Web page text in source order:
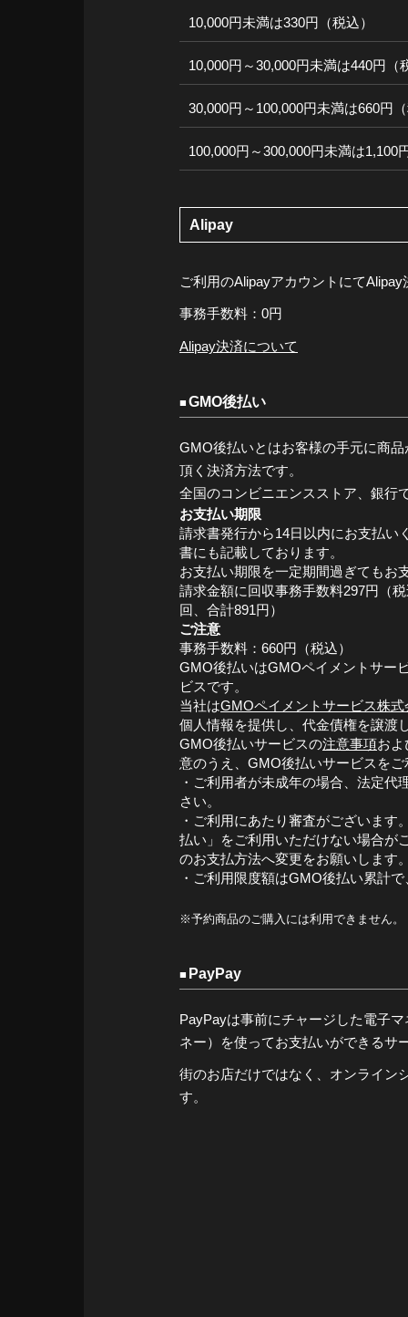
10,000円未満は330円（税込）
10,000円～30,000円未満は440円（
30,000円～100,000円未満は660円
100,000円～300,000円未満は1,100
Alipay
ご利用のAlipayアカウントにて
事務手数料：0円
Alipay決済について
GMO後払い
GMO後払いとはお客様の手元に商
頂く決済方法です。
全国のコンビニエンスストア、銀行
お支払い期限
請求書発行から14日以内にお支払い
書にも記載しております。
お支払い期限を一定期間過ぎてもお
請求金額に回収事務手数料297円（
回、合計891円）
ご注意
事務手数料：660円（税込）
GMO後払いはGMOペイメントサー
ビスです。
当社はGMOペイメントサービス株式
個人情報を提供し、代金債権を譲渡
GMO後払いサービスの注意事項およ
意のうえ、GMO後払いサービスを
・ご利用者が未成年の場合、法定代
さい。
・ご利用にあたり審査がございま
払い」をご利用いただけない場合が
のお支払方法へ変更をお願いします
・ご利用限度額はGMO後払い累計
※予約商品のご購入には利用できません。
PayPay
PayPayは事前にチャージした電子
ネー）を使ってお支払いができるサ
街のお店だけではなく、オンライン
す。